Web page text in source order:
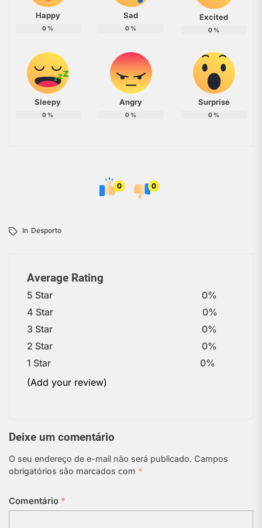
Happy
0 %
Sad
0 %
Excited
0 %
Sleepy
0 %
Angry
0 %
Surprise
0 %
0 0
In Desporto
Average Rating
5 Star
0%
4 Star
0%
3 Star
0%
2 Star
0%
1 Star
0%
(Add your review)
Deixe um comentário
O seu endereço de e-mail não será publicado. Campos
obrigatórios são marcados com *
Comentário *